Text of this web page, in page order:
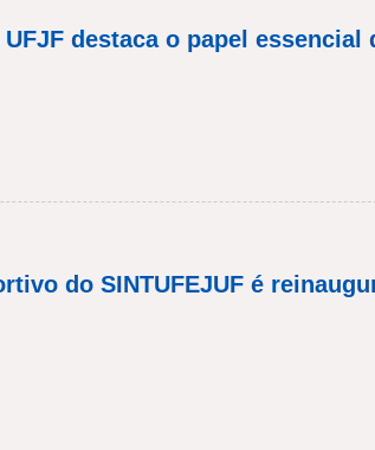
destaca o papel essencial
do SINTUFEJUF é